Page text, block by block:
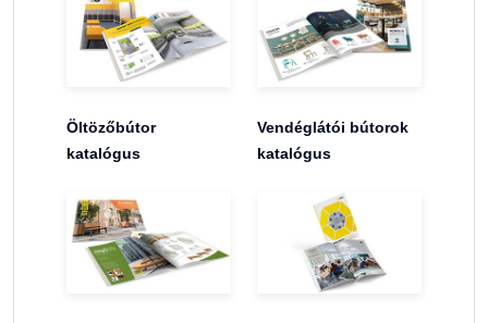
Öltözőbútor
katalógus
Vendéglátói bútorok
katalógus